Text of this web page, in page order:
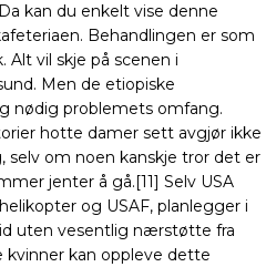
kan du enkelt vise denne
Behandlingen er som
Alt vil skje på scenen i
Men de etiopiske
nødig problemets omfang.
hotte damer sett avgjør ikke
selv om noen kanskje tror det er
jenter å gå.[11] Selv USA
og USAF, planlegger i
uten vesentlig nærstøtte fra
kan oppleve dette